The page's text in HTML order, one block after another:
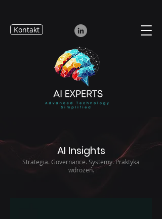
Kontakt
AI Insights
Strategia. Governance. Systemy. Praktyka
wdrożeń.